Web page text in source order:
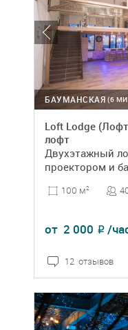
(6
БАУМАНСКАЯ
Loft Lodge
лофт
Двухэтажный
проектором и
100 м2
от 2 000 ₽ /
12 отзывов